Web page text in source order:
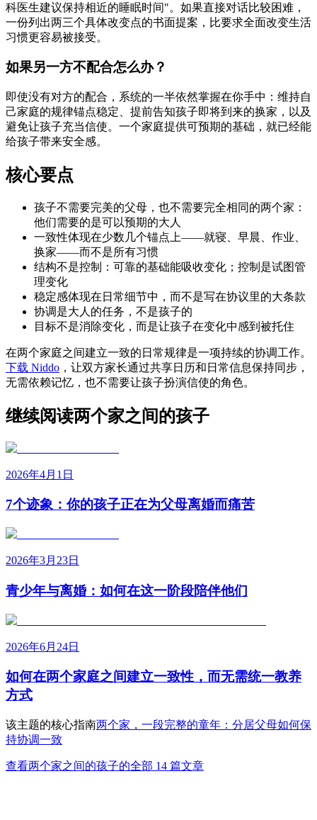
科医生建议保持相近的睡眠时间"。如果直接对话比较困难，
一份列出两三个具体改变点的书面提案，比要求全面改变生活
习惯更容易被接受。
如果另一方不配合怎么办？
即使没有对方的配合，系统的一半依然掌握在你手中：维持自
己家庭的规律锚点稳定、提前告知孩子即将到来的换家，以及
避免让孩子充当信使。一个家庭提供可预期的基础，就已经能
给孩子带来安全感。
核心要点
孩子不需要完美的父母，也不需要完全相同的两个家：
他们需要的是可以预期的大人
一致性体现在少数几个锚点上——就寝、早晨、作业、
换家——而不是所有习惯
结构不是控制：可靠的基础能吸收变化；控制是试图管
理变化
稳定感体现在日常细节中，而不是写在协议里的大条款
协调是大人的任务，不是孩子的
目标不是消除变化，而是让孩子在变化中感到被托住
在两个家庭之间建立一致的日常规律是一项持续的协调工作。
下载 Niddo ，让双方家长通过共享日历和日常信息保持同步，
无需依赖记忆，也不需要让孩子扮演信使的角色。
继续阅读两个家之间的孩子
2026年4月1日
7个迹象：你的孩子正在为父母离婚而痛苦
2026年3月23日
青少年与离婚：如何在这一阶段陪伴他们
2026年6月24日
如何在两个家庭之间建立一致性，而无需统一教养
方式
该主题的核心指南两个家，一段完整的童年：分居父母如何保
持协调一致
查看两个家之间的孩子的全部 14 篇文章